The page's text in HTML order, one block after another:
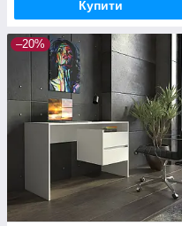
Купити
–20%